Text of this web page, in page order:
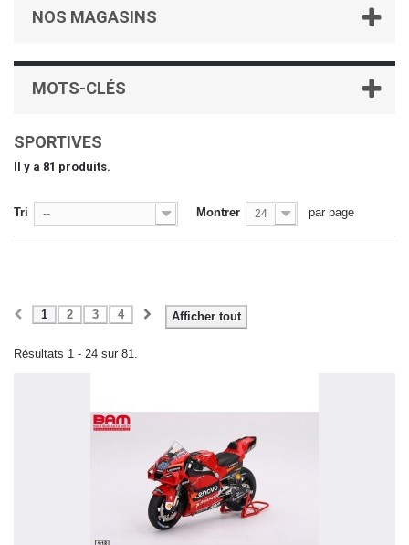
NOS MAGASINS
MOTS-CLÉS
SPORTIVES
Il y a 81 produits.
Tri -- Montrer 24 par page
Afficher tout
1 2 3 4
Résultats 1 - 24 sur 81.